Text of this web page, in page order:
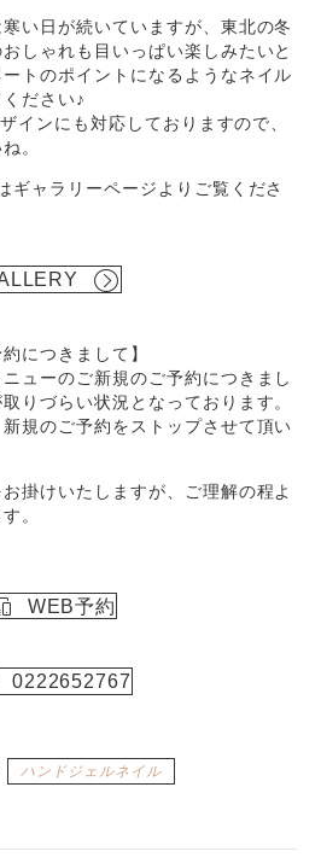
い日が続いていますが、東北の冬
しゃれも目いっぱい楽しみたいと
トのポイントになるようなネイル
ださい♪
インにも対応しておりますので、
。
ギャラリーページよりご覧くださ
につきまして】
ューのご新規のご予約につきまし
りづらい状況となっております。
規のご予約をストップさせて頂い
掛けいたしますが、ご理解の程よ
。
WEB予約
0222652767
ハンドジェルネイル